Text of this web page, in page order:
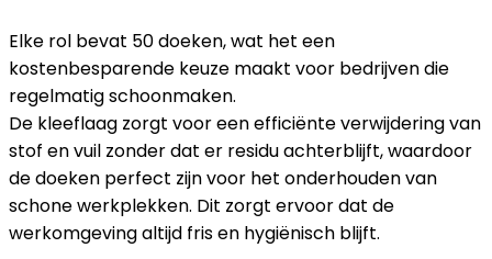
Elke rol bevat 50 doeken, wat het een
kostenbesparende keuze maakt voor bedrijven die
regelmatig schoonmaken.
De kleeflaag zorgt voor een efficiënte verwijdering van
stof en vuil zonder dat er residu achterblijft, waardoor
de doeken perfect zijn voor het onderhouden van
schone werkplekken. Dit zorgt ervoor dat de
werkomgeving altijd fris en hygiënisch blijft.